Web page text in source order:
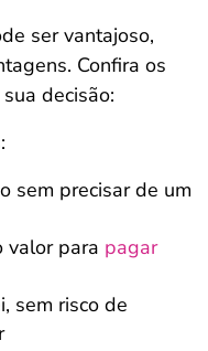
ser vantajoso,
Confira os
decisão:
sem precisar de um
valor para pagar
sem risco de